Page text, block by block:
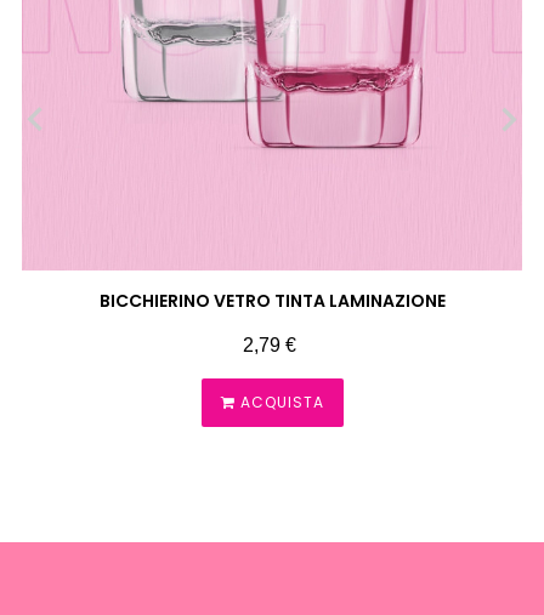
BICCHIERINO VETRO TINTA LAMINAZIONE
Prezzo
2,79 €
ACQUISTA